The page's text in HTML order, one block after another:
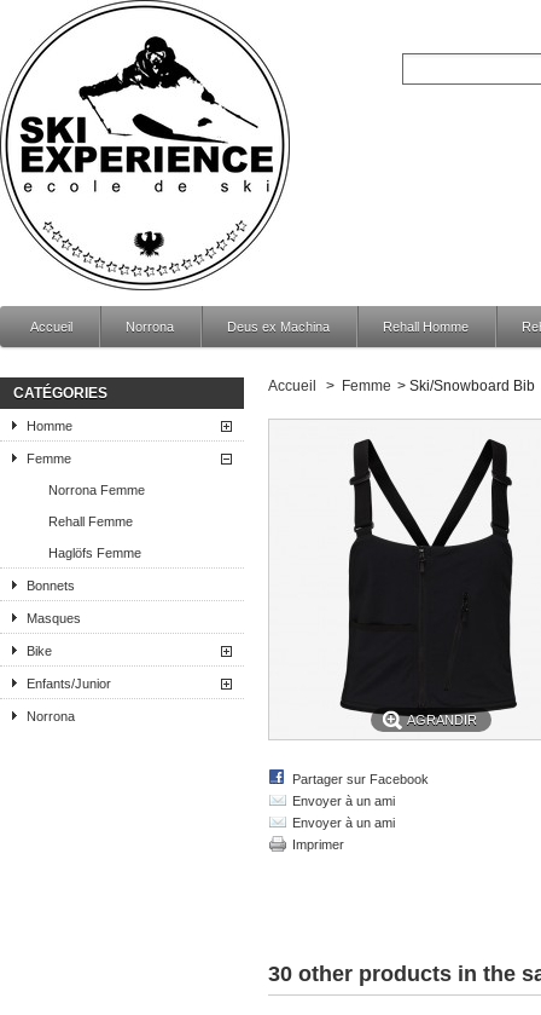
Accueil Norrona Deus ex Machina Rehall Homme
CATÉGORIES
Homme
Femme
Norrona Femme
Rehall Femme
Haglöfs Femme
Bonnets
Masques
Bike
Enfants/Junior
Norrona
Accueil > Femme > Ski/Snowboard Bib
AGRANDIR
Partager sur Facebook
Envoyer à un ami
Envoyer à un ami
Imprimer
30 other products in the